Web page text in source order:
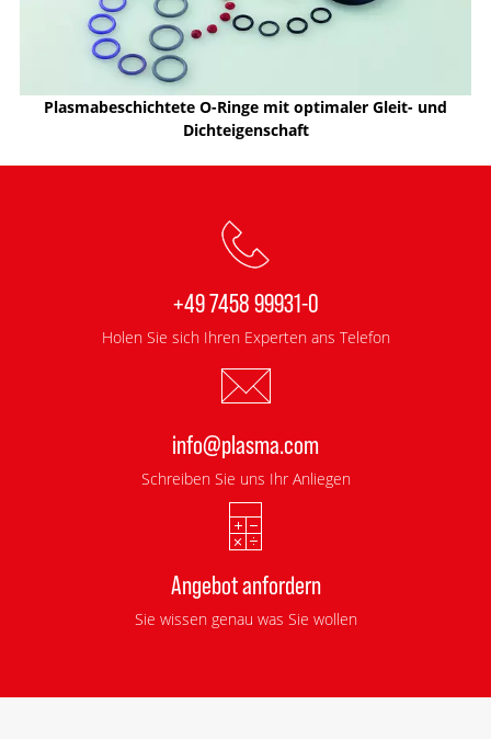
Plasmabeschichtete O-Ringe mit optimaler Gleit- und
Dichteigenschaft
+49 7458 99931-0
Holen Sie sich Ihren Experten ans Telefon
info@plasma.com
Schreiben Sie uns Ihr Anliegen
Angebot anfordern
Sie wissen genau was Sie wollen